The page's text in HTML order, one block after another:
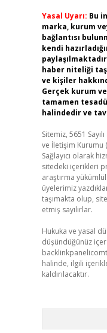
Yasal Uyarı: Bu
marka, kurum
bağlantısı
kendi
haber niteliği
ve kişiler
Gerçek kurum
tamamen
halindedir ve
Sitemiz, 5651
ve İletişim Kurumu
Sağlayıcı olarak
sitedeki içerikleri
araştırma
üyelerimiz
taşımakta olup,
etmiş sayılırlar.
Hukuka ve yasal
düşündüğünüz
halinde, ilgili
kaldırılacaktır.